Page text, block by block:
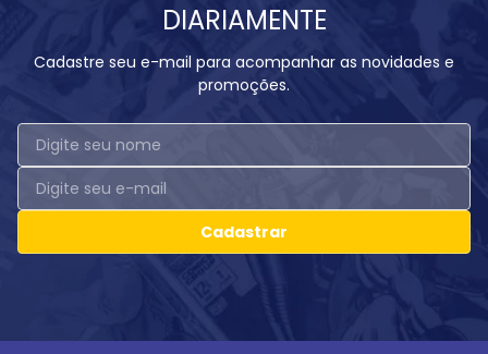
DIARIAMENTE
Cadastre seu e-mail para acompanhar as novidades e
promoções.
Cadastrar